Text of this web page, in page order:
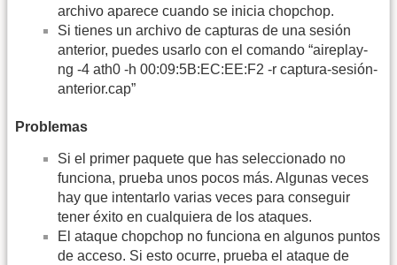
archivo aparece cuando se inicia chopchop.
Si tienes un archivo de capturas de una sesión
anterior, puedes usarlo con el comando “aireplay-
ng -4 ath0 -h 00:09:5B:EC:EE:F2 -r captura-sesión-
anterior.cap”
Problemas
Si el primer paquete que has seleccionado no
funciona, prueba unos pocos más. Algunas veces
hay que intentarlo varias veces para conseguir
tener éxito en cualquiera de los ataques.
El ataque chopchop no funciona en algunos puntos
de acceso. Si esto ocurre, prueba el ataque de